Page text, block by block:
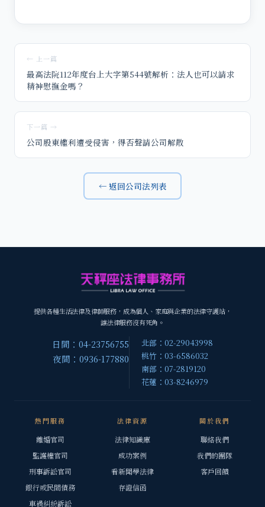
← 上一篇
最高法院112年度台上大字第544號解析：法人也可以請求
精神慰撫金嗎？
下一篇 →
公司股東權利遭受侵害，得否聲請公司解散
← 返回公司法列表
提供各種生活法律及律師服務，成為個人、家庭與企業的法律守護站，
讓法律服務沒有死角。
日間：04-23756755
夜間：0936-177880
北部：02-29043998
桃竹：03-6586032
南部：07-2819120
花蓮：03-8246979
熱門服務
離婚官司
監護權官司
刑事訴訟官司
銀行或民間債務
車禍糾紛訴訟
法律資源
法律知識庫
成功案例
看新聞學法律
存證信函
關於我們
聯絡我們
我們的團隊
客戶回饋